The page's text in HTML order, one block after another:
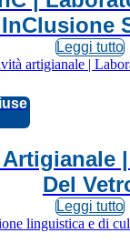
Leggi tutto
Del
Leggi tutto